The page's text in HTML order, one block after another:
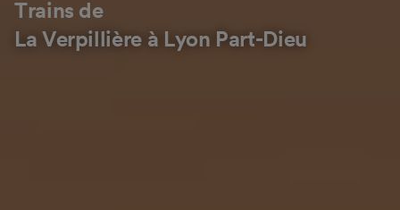
Trains de
La Verpillière à Lyon Part-Dieu